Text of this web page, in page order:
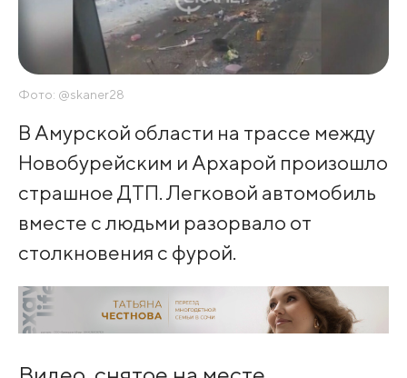
Фото: @skaner28
В Амурской области на трассе между
Новобурейским и Архарой произошло
страшное ДТП. Легковой автомобиль
вместе с людьми разорвало от
столкновения с фурой.